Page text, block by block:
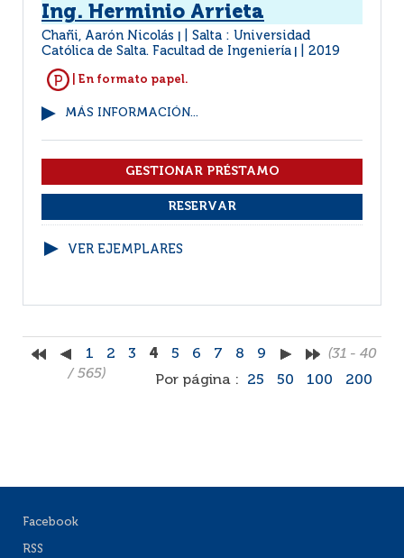
Ing. Herminio Arrieta
Chañi, Aarón Nicolás
Salta : Universidad
Católica de Salta. Facultad de Ingeniería
2019
| En formato papel.
MÁS INFORMACIÓN...
VER EJEMPLARES
1 2 3 4 5 6 7 8 9
(31 - 40
/ 565)
Por página : 25 50 100 200
Facebook
RSS